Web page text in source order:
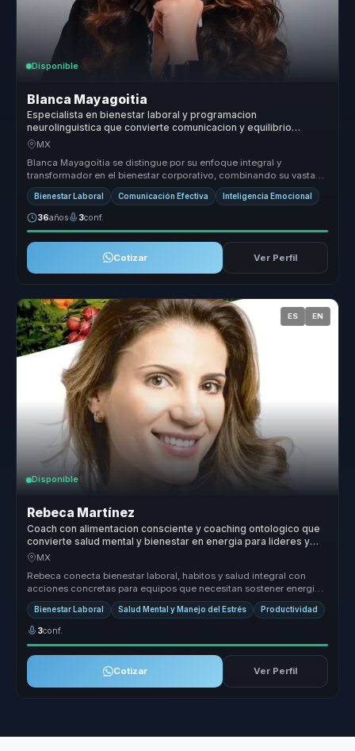
Disponible
Blanca Mayagoitia
Especialista en bienestar laboral y programacion
neurolinguistica que convierte comunicacion y equilibrio
emocional en colaboracion mas sana para equipos.
MX
Blanca Mayagoitia se distingue por su enfoque integral y
transformador en el bienestar corporativo, combinando su vasta
experiencia en co...
Bienestar Laboral Comunicación Efectiva Inteligencia Emocional
36años 3conf.
Cotizar Ver Perfil
ES EN
Disponible
Rebeca Martínez
Coach con alimentacion consciente y coaching ontologico que
convierte salud mental y bienestar en energia para lideres y
equipos.
MX
Rebeca conecta bienestar laboral, habitos y salud integral con
acciones concretas para equipos que necesitan sostener energia,
enfoque y ...
Bienestar Laboral Salud Mental y Manejo del Estrés Productividad
3conf.
Cotizar Ver Perfil